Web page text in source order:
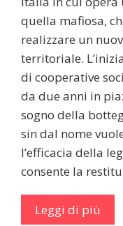
quella mafiosa,
realizzare un
territoriale.
di cooperative
da due anni in
sogno della
sin dal nome
l’efficacia della
consente la
Leggi di più